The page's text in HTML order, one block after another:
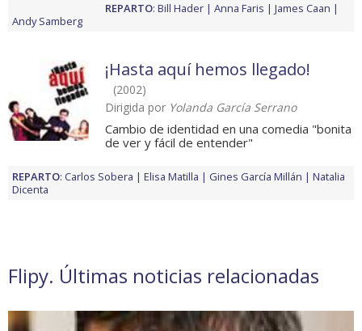
REPARTO: Bill Hader Anna Faris
James Caan
Andy Samberg
¡Hasta aquí hemos llegado!
(2002)
Dirigida por Yolanda García Serrano
Cambio de identidad en una comedia "bonita
de ver y fácil de entender"
REPARTO: Carlos Sobera Elisa Matilla Gines García Millán
Natalia
Dicenta
Flipy. Últimas noticias relacionadas